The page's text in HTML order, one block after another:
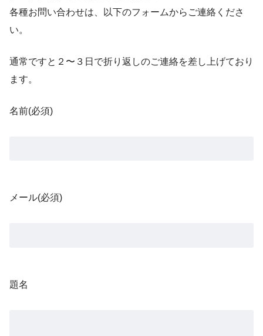
各種お問い合わせは、以下のフォームからご連絡くださ
い。
通常ですと２〜３日で折り返しのご連絡を差し上げており
ます。
名前(必須)
メール(必須)
題名